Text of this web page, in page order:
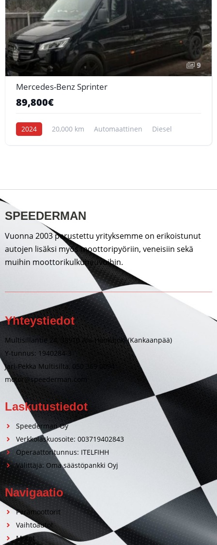
9
Mercedes-Benz Sprinter
89,800€
2024 20,000 km Automaattinen Diesel
SPEEDERMAN
Vuonna 2003 perustettu yrityksemme on erikoistunut
autojen lisäksi myös moottoripyöriin, veneisiin sekä
muihin moottorikulkuneuvoihin.
Yhteystiedot
Multisillantie 24, 38910 Ala-Honkajoki (Kankaanpää)
Y-tunnus: 1940284-3
Jari-Pekka Multisilta, 050 369 0094
motor@speederman.com
Laskutustiedot
Speederman Oy
Verkkolaskuosoite: 003719402843
Operaattoritunnus: ITELFIHH
Välittäjä: Oma säästöpankki Oyj
Navigaatio
Perämoottorit
Vaihtoautot
Motot